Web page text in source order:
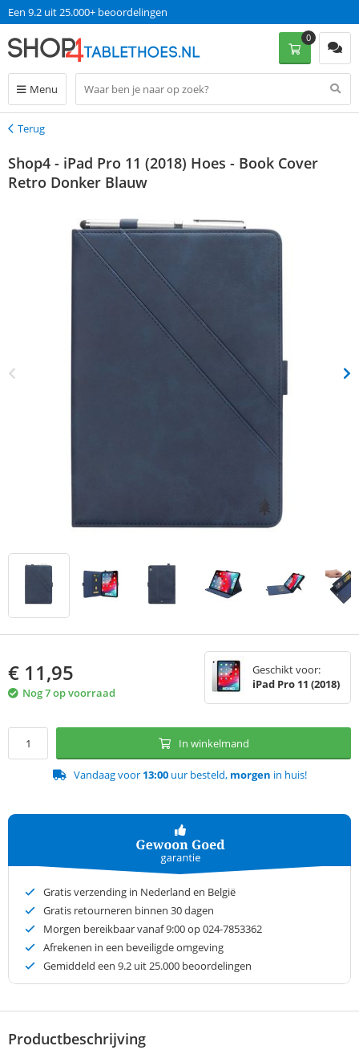
Een 9.2 uit 25.000+ beoordelingen
Menu
0
Terug
Terug
Shop4 - iPad Pro 11 (2018) Hoes - Book Cover
Retro Donker Blauw
€ 11,95
Nog 7 op voorraad
Geschikt voor:
iPad Pro 11 (2018)
In winkelmand
Vandaag voor 13:00uur besteld, morgen in huis!
Gratis verzending in Nederland en België
Gratis retourneren binnen 30 dagen
Morgen bereikbaar vanaf 9:00 op 024-7853362
Afrekenen in een beveiligde omgeving
Gemiddeld een 9.2 uit 25.000 beoordelingen
Productbeschrijving